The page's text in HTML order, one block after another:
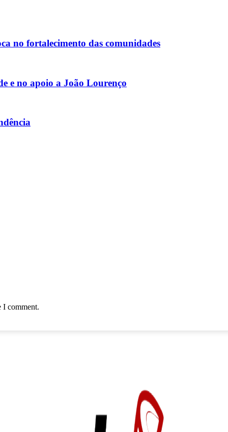
no fortalecimento das comunidades
e no apoio a João Lourenço
I comment.